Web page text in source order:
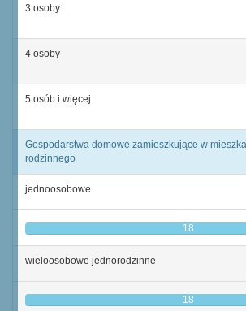
3 osoby
4 osoby
5 osób i więcej
Gospodarstwa domowe zamieszkujące w
rodzinnego
jednoosobowe
18
wieloosobowe jednorodzinne
18